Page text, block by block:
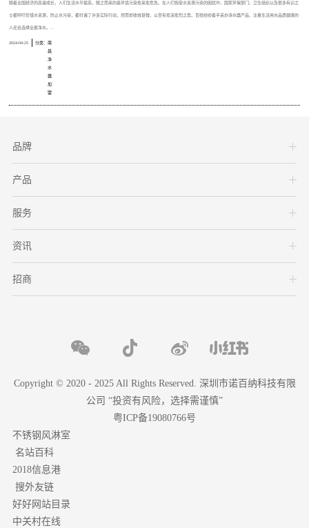
随着全国经济的高速成长，人们生活水平提高，随之而来的是环境污染愈来愈危急。在人们饱受水资源污染的困扰中，国家环保部门、卫生组织以及很多有识之
士都呼吁珍惜水资源，防止水污染，都付诸了许多实际行动，然而却收效甚微，以至有愈演愈烈之势。百姓纷纷着手采办净水器产品，注重生活用水品质健康的
人还会选择全屋净水。...
2024-04-25 分类： 南
昌
净
水
器
加
盟
品牌
产品
服务
资讯
招商
Copyright © 2020 - 2025 All Rights Reserved. 深圳市诺百纳科技有限
公司 “投资有风险，选择需谨慎”
粤ICP备19080766号
不锈钢风淋室
名站百科
2018信息港
搜外友链
好好网站目录
中关村在线